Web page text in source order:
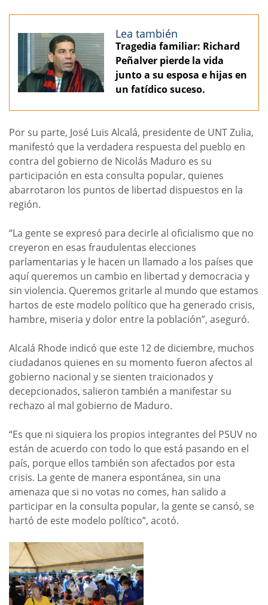
Lea también
Tragedia familiar: Richard
Peñalver pierde la vida
junto a su esposa e hijas en
un fatídico suceso.
Por su parte, José Luis Alcalá, presidente de UNT Zulia,
manifestó que la verdadera respuesta del pueblo en
contra del gobierno de Nicolás Maduro es su
participación en esta consulta popular, quienes
abarrotaron los puntos de libertad dispuestos en la
región.
“La gente se expresó para decirle al oficialismo que no
creyeron en esas fraudulentas elecciones
parlamentarias y le hacen un llamado a los países que
aquí queremos un cambio en libertad y democracia y
sin violencia. Queremos gritarle al mundo que estamos
hartos de este modelo político que ha generado crisis,
hambre, miseria y dolor entre la población”, aseguró.
Alcalá Rhode indicó que este 12 de diciembre, muchos
ciudadanos quienes en su momento fueron afectos al
gobierno nacional y se sienten traicionados y
decepcionados, salieron también a manifestar su
rechazo al mal gobierno de Maduro.
“Es que ni siquiera los propios integrantes del PSUV no
están de acuerdo con todo lo que está pasando en el
país, porque ellos también son afectados por esta
crisis. La gente de manera espontánea, sin una
amenaza que si no votas no comes, han salido a
participar en la consulta popular, la gente se cansó, se
hartó de este modelo político”, acotó.